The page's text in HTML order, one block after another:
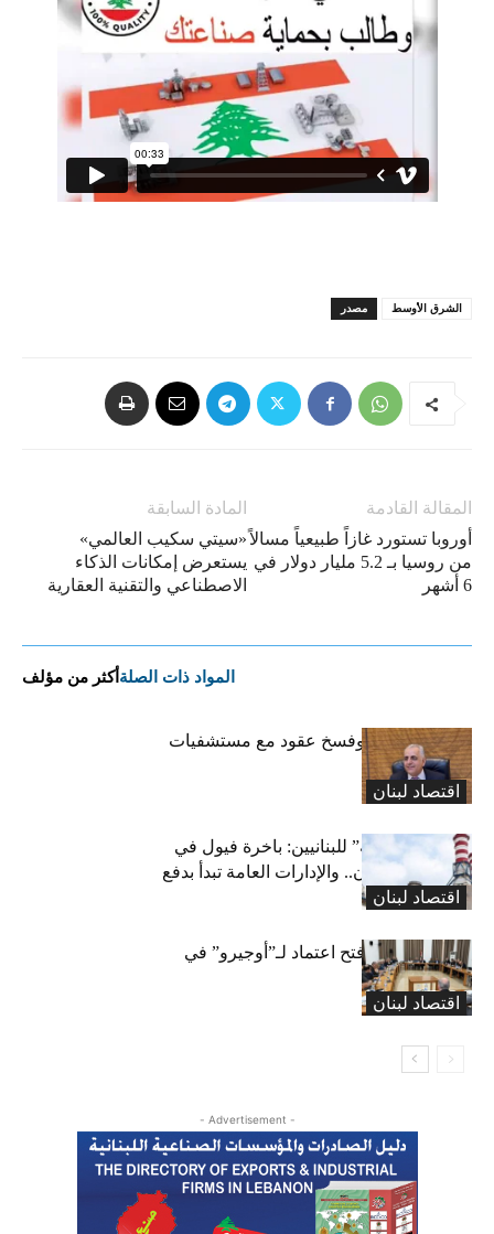
مصدر الشرق الأوسط
المادة السابقة
«سيتي سكيب العالمي»
يستعرض إمكانات الذكاء
الاصطناعي والتقنية العقارية
المقالة القادمة
أوروبا تستورد غازاً طبيعياً مسالاً
من روسيا بـ 5.2 مليار دولار في
6 أشهر
المواد ذات الصلة أكثر من مؤلف
اقتصاد لبنان
كركي: إنذارات وفسخ عقود مع مستشفيات
مخالفة
اقتصاد لبنان
بشرى “كهربائية” للبنانيين: باخرة فيول في
طريقها إلى لبنان.. والإدارات العامة تبدأ بدفع
متوجباتها
اقتصاد لبنان
لجنة المال تقرّ فتح اعتماد لـ”أوجيرو” في
موازنة 2026
- Advertisement -